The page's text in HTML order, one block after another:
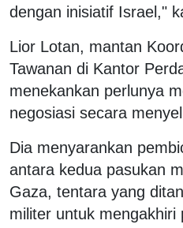
dengan inisiatif Israel,"
Lior Lotan, mantan
Tawanan di Kantor
menekankan perlunya
negosiasi secara
Dia menyarankan
antara kedua pasukan
Gaza, tentara yang
militer untuk mengakhiri